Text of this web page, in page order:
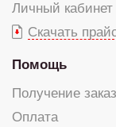
Личный кабинет
Скачать
Помощь
Получение
Оплата